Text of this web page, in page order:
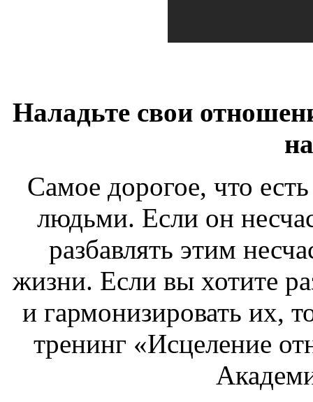
Наладьте свои
Самое дорогое, что
людьми. Если он
разбавлять этим
жизни. Если вы хотите
и гармонизировать их,
тренинг «Исцеление